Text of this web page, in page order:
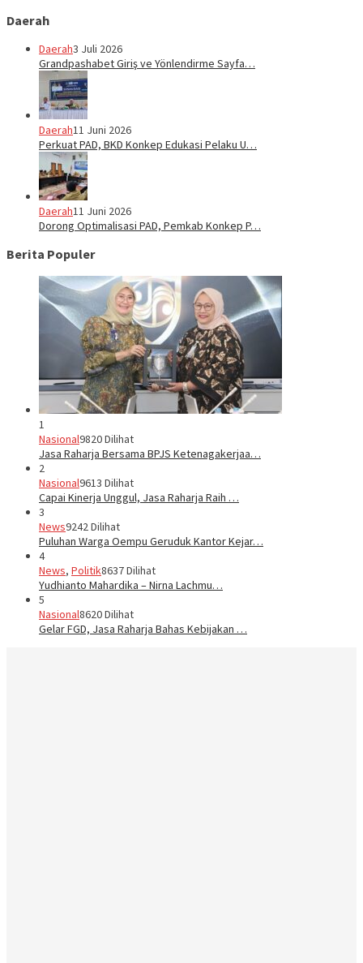
Daerah
Daerah3 Juli 2026
Grandpashabet Giriş ve Yönlendirme Sayfa…
Daerah11 Juni 2026
Perkuat PAD, BKD Konkep Edukasi Pelaku U…
Daerah11 Juni 2026
Dorong Optimalisasi PAD, Pemkab Konkep P…
Berita Populer
1
Nasional9820 Dilihat
Jasa Raharja Bersama BPJS Ketenagakerjaa…
2
Nasional9613 Dilihat
Capai Kinerja Unggul, Jasa Raharja Raih …
3
News9242 Dilihat
Puluhan Warga Oempu Geruduk Kantor Kejar…
4
News, Politik8637 Dilihat
Yudhianto Mahardika – Nirna Lachmu…
5
Nasional8620 Dilihat
Gelar FGD, Jasa Raharja Bahas Kebijakan …